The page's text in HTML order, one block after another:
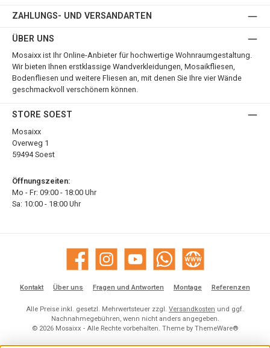
ZAHLUNGS- UND VERSANDARTEN
ÜBER UNS
Mosaixx ist Ihr Online-Anbieter für hochwertige Wohnraumgestaltung.
Wir bieten Ihnen erstklassige Wandverkleidungen, Mosaikfliesen,
Bodenfliesen und weitere Fliesen an, mit denen Sie Ihre vier Wände
geschmackvoll verschönern können.
STORE SOEST
Mosaixx
Overweg 1
59494 Soest
Öffnungszeiten:
Mo - Fr: 09:00 - 18:00 Uhr
Sa: 10:00 - 18:00 Uhr
Facebook Instagram YouTube WhatsApp Website
Kontakt Über uns Fragen und Antworten Montage Referenzen
Alle Preise inkl. gesetzl. Mehrwertsteuer zzgl. Versandkosten und ggf.
Nachnahmegebühren, wenn nicht anders angegeben.
© 2026 Mosaixx - Alle Rechte vorbehalten. Theme by ThemeWare®